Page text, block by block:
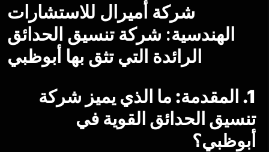
شركة أميرال للاستشارات
الهندسية: شركة تنسيق الحدائق
الرائدة التي تثق بها أبوظبي
1. المقدمة: ما الذي يميز شركة
تنسيق الحدائق القوية في
أبوظبي؟